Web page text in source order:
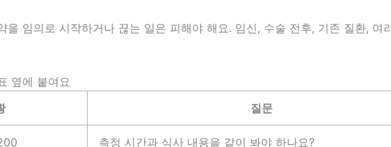
을 임의로 시작하거나 끊는 일은 피해야 해요. 임신, 수술 전후, 기존 질환,
옆에 붙여요
질문
측정 시간과 식사 내용을 같이 봐야 하나요?